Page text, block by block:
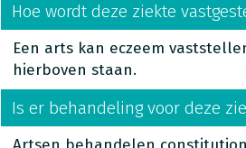
Hoe wordt deze ziekte
Een arts kan eczeem
hierboven staan.
Is er behandeling voor deze